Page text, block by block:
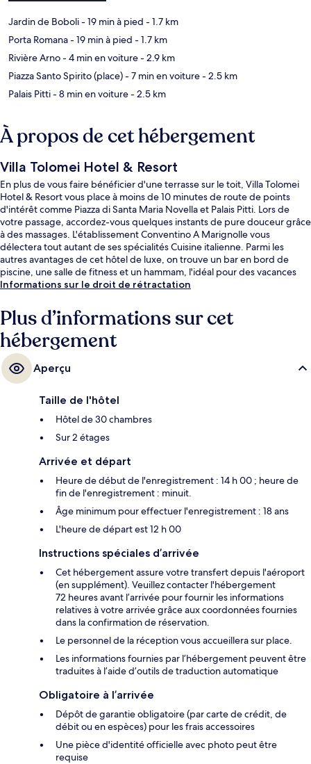
Jardin de Boboli- 19 min à pied - 1.7 km
Porta Romana- 19 min à pied - 1.7 km
Rivière Arno- 4 min en voiture- 2.9 km
Piazza Santo Spirito (place)- 7 min en voiture- 2.5 km
Palais Pitti- 8 min en voiture- 2.5 km
À propos de cet hébergement
Villa Tolomei Hotel & Resort
En plus de vous faire bénéficier d'une terrasse sur le toit, Villa Tolomei
Hotel & Resort vous place à moins de 10 minutes de route de points
d'intérêt comme Piazza di Santa Maria Novella et Palais Pitti. Lors de
votre passage, accordez-vous quelques instants de pure douceur grâce
à des massages. L'établissement Conventino A Marignolle vous
délectera tout autant de ses spécialités Cuisine italienne. Parmi les
autres avantages de cet hôtel de luxe, on trouve un bar en bord de
piscine, une salle de fitness et un hammam, l'idéal pour des vacances
sans soucis.
Informations sur le droit de rétractation
Plus d’informations sur cet
hébergement
Aperçu
Taille de l'hôtel
Hôtel de 30 chambres
Sur 2 étages
Arrivée et départ
Heure de début de l'enregistrement : 14 h 00 ; heure de
fin de l'enregistrement : minuit.
Âge minimum pour effectuer l'enregistrement : 18 ans
L'heure de départ est 12 h 00
Instructions spéciales d’arrivée
Cet hébergement assure votre transfert depuis l'aéroport
(en supplément). Veuillez contacter l'hébergement
72 heures avant l’arrivée pour fournir les informations
relatives à votre arrivée grâce aux coordonnées fournies
dans la confirmation de réservation.
Le personnel de la réception vous accueillera sur place.
Les informations fournies par l’hébergement peuvent être
traduites à l’aide d’outils de traduction automatique
Obligatoire à l’arrivée
Dépôt de garantie obligatoire (par carte de crédit, de
débit ou en espèces) pour les frais accessoires
Une pièce d'identité officielle avec photo peut être
requise